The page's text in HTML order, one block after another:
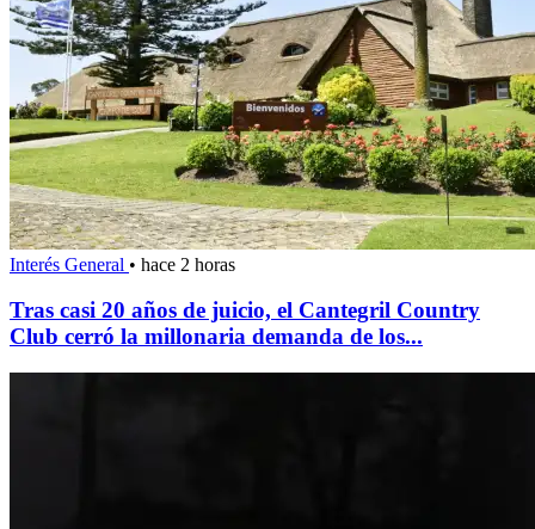
Interés General • hace 2 horas
Tras casi 20 años de juicio, el Cantegril Country
Club cerró la millonaria demanda de los...